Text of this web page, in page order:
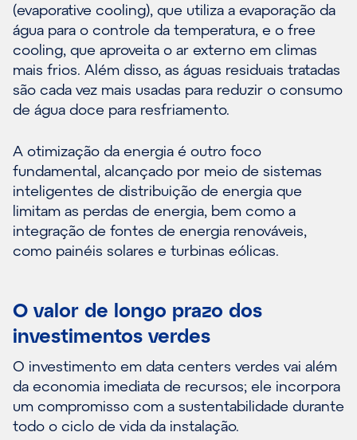
(evaporative cooling), que utiliza a evaporação da
água para o controle da temperatura, e o free
cooling, que aproveita o ar externo em climas
mais frios. Além disso, as águas residuais tratadas
são cada vez mais usadas para reduzir o consumo
de água doce para resfriamento.
A otimização da energia é outro foco
fundamental, alcançado por meio de sistemas
inteligentes de distribuição de energia que
limitam as perdas de energia, bem como a
integração de fontes de energia renováveis,
como painéis solares e turbinas eólicas.
O valor de longo prazo dos
investimentos verdes
O investimento em data centers verdes vai além
da economia imediata de recursos; ele incorpora
um compromisso com a sustentabilidade durante
todo o ciclo de vida da instalação.